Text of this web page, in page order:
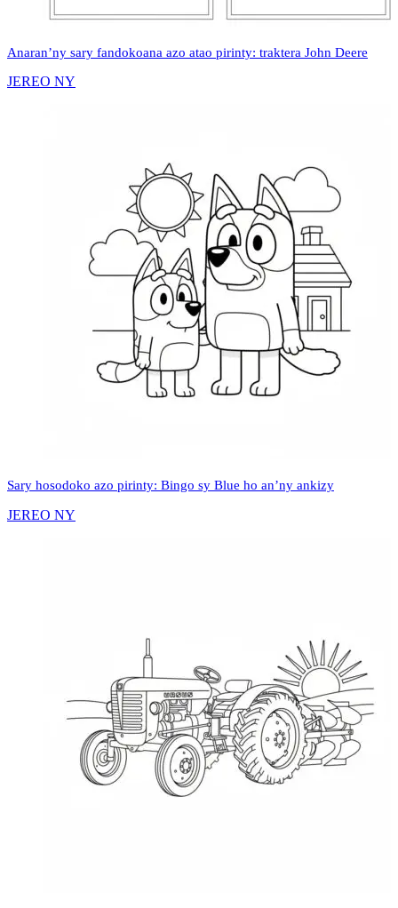
Anaran’ny sary fandokoana azo atao pirinty: traktera John Deere
JEREO NY
Sary hosodoko azo pirinty: Bingo sy Blue ho an’ny ankizy
JEREO NY